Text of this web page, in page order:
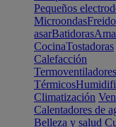
Pequeños
Microondas
asarBatidoras
CocinaTostadoras
Calefacción
Termoventiladores
Térmicos
Climatización
Calentadores de
Belleza y salud